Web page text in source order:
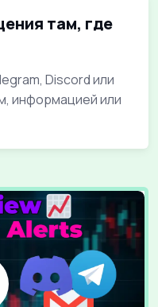
там, где
Discord или
информацией или